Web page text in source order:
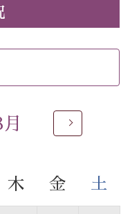
めとした和定食
がございます。 予め
木 金 土